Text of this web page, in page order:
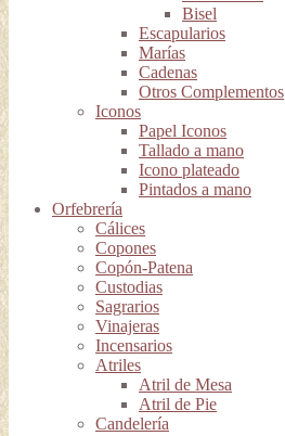
Bisel
Escapularios
Marías
Cadenas
Otros Complementos
Iconos
Papel Iconos
Tallado a mano
Icono plateado
Pintados a mano
Orfebrería
Cálices
Copones
Copón-Patena
Custodias
Sagrarios
Vinajeras
Incensarios
Atriles
Atril de Mesa
Atril de Pie
Candelería